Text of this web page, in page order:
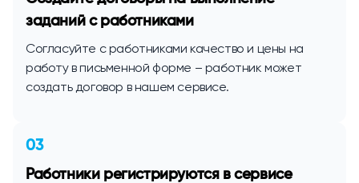
заданий с работниками
Согласуйте с работниками качество и цены на
работу в письменной форме – работник может
создать договор в нашем сервисе.
03
Работники регистрируются в сервисе